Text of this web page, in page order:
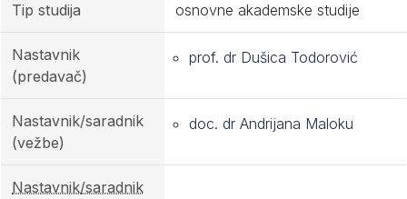
Tip studija osnovne akademske studije
Nastavnik
(predavač)
prof. dr Dušica Todorović
Nastavnik/saradnik
(vežbe)
doc. dr Andrijana Maloku
Nastavnik/saradnik